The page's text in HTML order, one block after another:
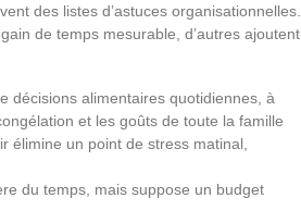
des listes d’astuces organisationnelles.
de temps mesurable, d’autres ajoutent
décisions alimentaires quotidiennes, à
et les goûts de toute la famille
élimine un point de stress matinal,
du temps, mais suppose un budget